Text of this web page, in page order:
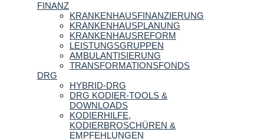
FINANZ
KRANKENHAUSFINANZIERUNG
KRANKENHAUSPLANUNG
KRANKENHAUSREFORM
LEISTUNGSGRUPPEN
AMBULANTISIERUNG
TRANSFORMATIONSFONDS
DRG
HYBRID-DRG
DRG KODIER-TOOLS &
DOWNLOADS
KODIERHILFE,
KODIERBROSCHÜREN &
EMPFEHLUNGEN